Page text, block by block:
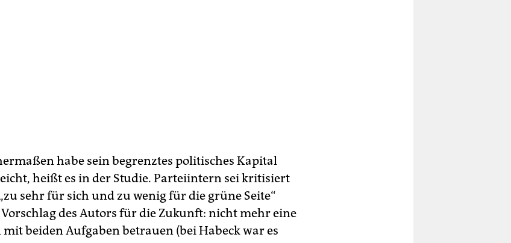
habe sein begrenztes politisches Kapital
heißt es in der Studie. Parteiintern sei kritisiert
sehr für sich und zu wenig für die grüne Seite“
des Autors für die Zukunft: nicht mehr eine
beiden Aufgaben betrauen (bei Habeck war es